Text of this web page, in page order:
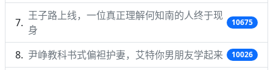
王子路上线，一位真正理解何知南的人终于现
身
10675
尹峥教科书式偏袒护妻，艾特你男朋友学起来 10026